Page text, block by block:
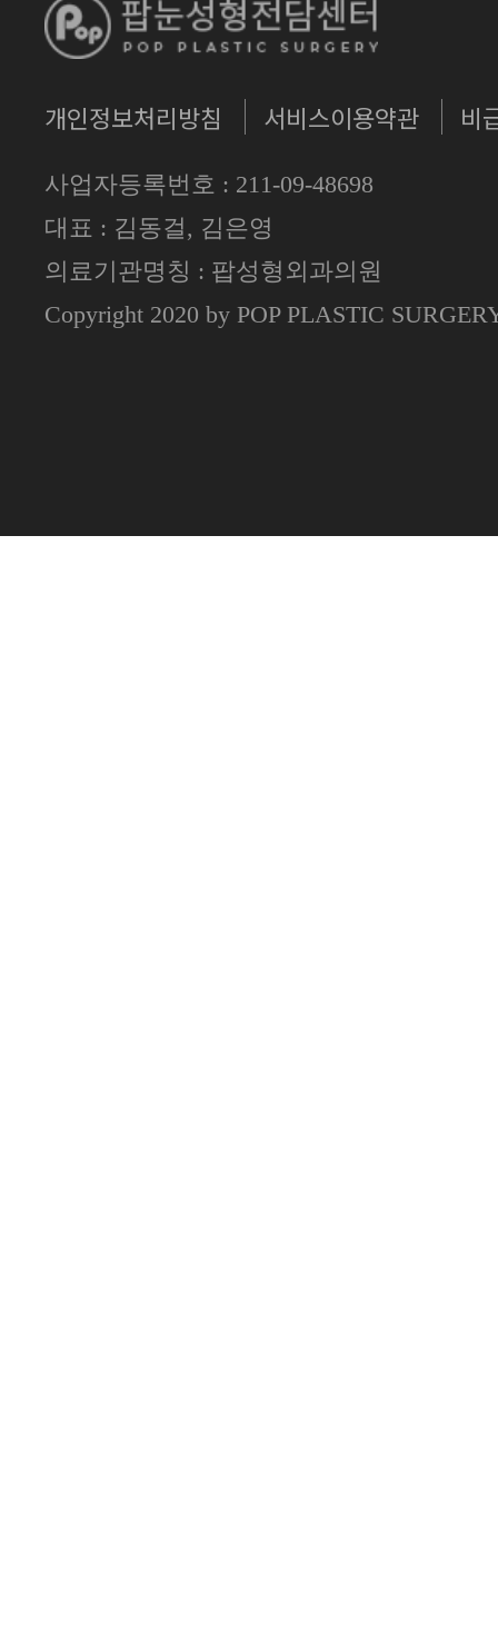
개인정보처리방침 서비스이용약관 비
사업자등록번호 : 211-09-48698
대표 : 김동걸, 김은영
의료기관명칭 : 팝성형외과의원
Copyright 2020 by POP PLASTIC